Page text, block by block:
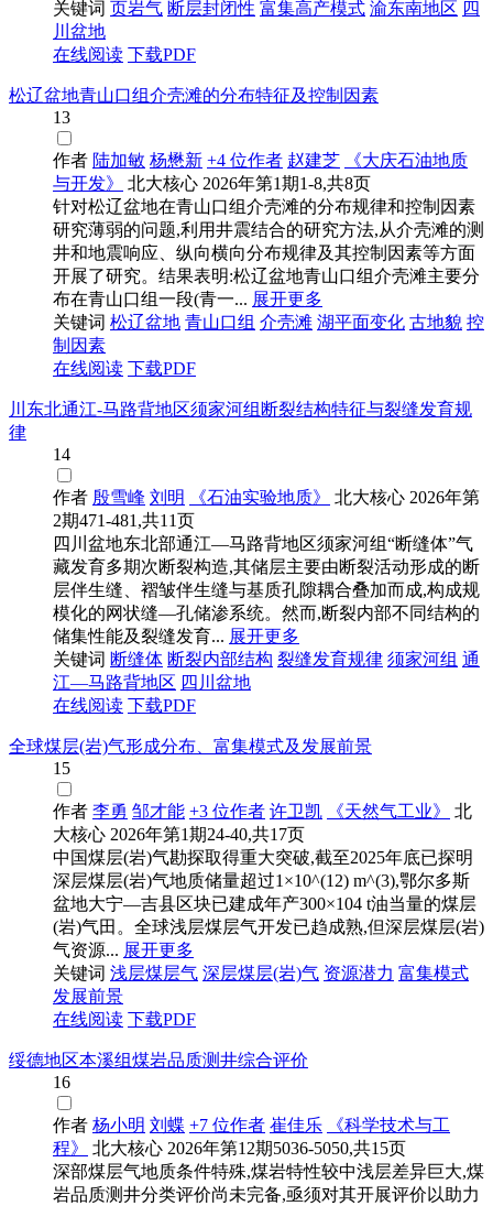
关键词 页岩气 断层封闭性 富集高产模式 渝东南地区 四
川盆地
在线阅读 下载PDF
松辽盆地青山口组介壳滩的分布特征及控制因素
13
作者 陆加敏 杨懋新 +4 位作者 赵建芝
《大庆石油地质
与开发》
北大核心 2026年第1期1-8,共8页
针对松辽盆地在青山口组介壳滩的分布规律和控制因素
研究薄弱的问题,利用井震结合的研究方法,从介壳滩的测
井和地震响应、纵向横向分布规律及其控制因素等方面
开展了研究。结果表明:松辽盆地青山口组介壳滩主要分
布在青山口组一段(青一... 展开更多
关键词 松辽盆地 青山口组 介壳滩 湖平面变化 古地貌 控
制因素
在线阅读 下载PDF
川东北通江-马路背地区须家河组断裂结构特征与裂缝发育规
律
14
作者 殷雪峰 刘明 《石油实验地质》 北大核心 2026年第
2期471-481,共11页
四川盆地东北部通江—马路背地区须家河组“断缝体”气
藏发育多期次断裂构造,其储层主要由断裂活动形成的断
层伴生缝、褶皱伴生缝与基质孔隙耦合叠加而成,构成规
模化的网状缝—孔储渗系统。然而,断裂内部不同结构的
储集性能及裂缝发育... 展开更多
关键词 断缝体 断裂内部结构 裂缝发育规律 须家河组 通
江—马路背地区 四川盆地
在线阅读 下载PDF
全球煤层(岩)气形成分布、富集模式及发展前景
15
作者 李勇 邹才能 +3 位作者 许卫凯 《天然气工业》
北
大核心 2026年第1期24-40,共17页
中国煤层(岩)气勘探取得重大突破,截至2025年底已探明
深层煤层(岩)气地质储量超过1×10^(12) m^(3),鄂尔多斯
盆地大宁—吉县区块已建成年产300×104 t油当量的煤层
(岩)气田。全球浅层煤层气开发已趋成熟,但深层煤层(岩)
气资源... 展开更多
关键词 浅层煤层气 深层煤层(岩)气 资源潜力 富集模式
发展前景
在线阅读 下载PDF
绥德地区本溪组煤岩品质测井综合评价
16
作者 杨小明 刘蝶 +7 位作者 崔佳乐
《科学技术与工
程》
北大核心 2026年第12期5036-5050,共15页
深部煤层气地质条件特殊,煤岩特性较中浅层差异巨大,煤
岩品质测井分类评价尚未完备,亟须对其开展评价以助力